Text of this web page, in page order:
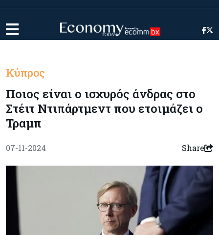
Κύπρος
Ποιος είναι ο ισχυρός άνδρας στο
Στέιτ Ντιπάρτμεντ που ετοιμάζει ο
Τραμπ
07-11-2024 Share